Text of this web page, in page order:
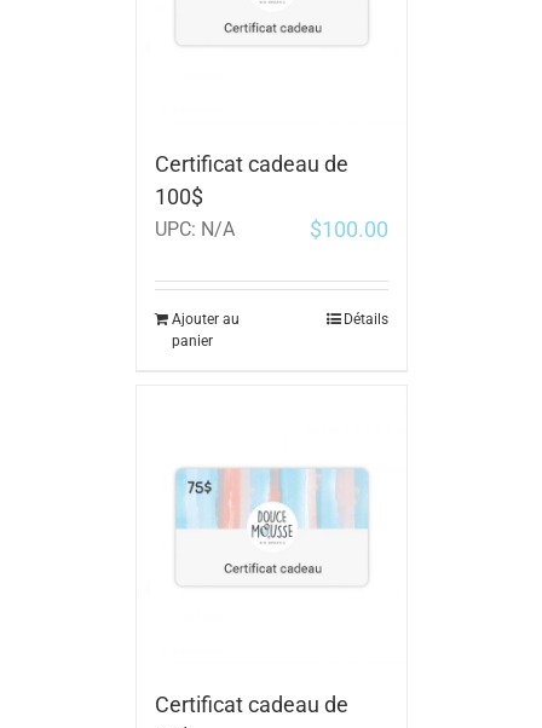
Certificat cadeau de
100$
UPC: N/A $100.00
Ajouter au
panier
Détails
Certificat cadeau de